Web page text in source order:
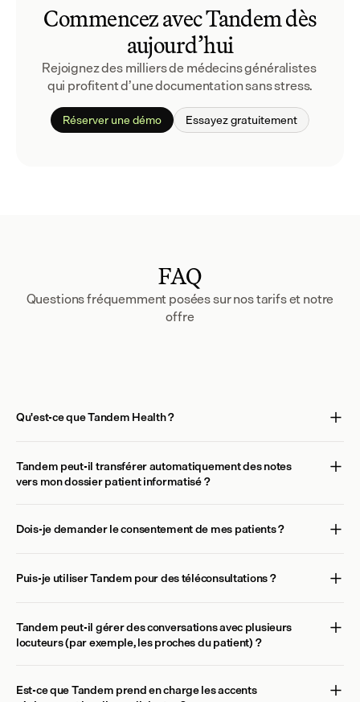
Commencez avec Tandem dès
aujourd’hui
Rejoignez des milliers de médecins généralistes
qui profitent d’une documentation sans stress.
Réserver une démo Essayez gratuitement
FAQ
Questions fréquemment posées sur nos tarifs et notre
offre
Qu'est-ce que Tandem Health ?
Tandem peut-il transférer automatiquement des notes
vers mon dossier patient informatisé ?
Dois-je demander le consentement de mes patients ?
Puis-je utiliser Tandem pour des téléconsultations ?
Tandem peut-il gérer des conversations avec plusieurs
locuteurs (par exemple, les proches du patient) ?
Est-ce que Tandem prend en charge les accents